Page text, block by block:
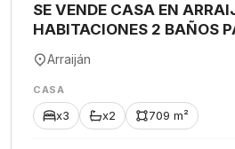
SE VENDE CASA EN
HABITACIONES 2 BAÑOS
Arraiján
CASA
x3 x2 709 m²